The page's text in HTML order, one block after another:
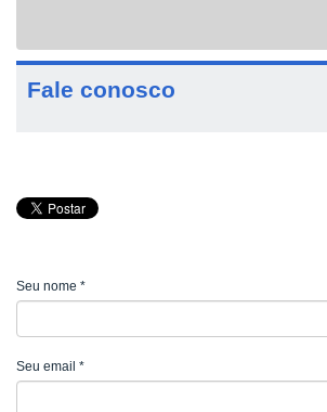
Fale conosco
Seu nome *
Seu email *